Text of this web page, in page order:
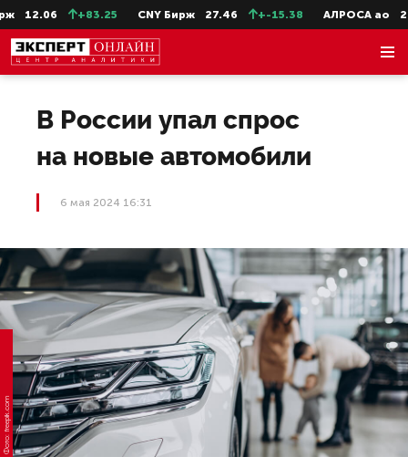
12.06 +83.25 CNY Бирж 27.46 +-15.38 АЛРОСА ао
В России упал спрос
на новые автомобили
6 мая 2024 16:31
Фото: freepik.com